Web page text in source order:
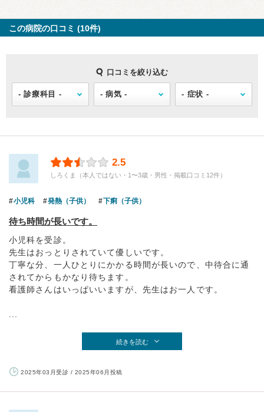
この病院の口コミ (10件)
口コミを絞り込む
2.5
しろくま（本人ではない・1〜3歳・男性・掲載口コミ12件）
小児科 発熱（子供） 下痢（子供）
待ち時間が長いです。
小児科を受診。
先生はおっとりされていて優しいです。
丁寧な分、一人ひとりにかかる時間が長いので、中待合に通
されてからもかなり待ちます。
看護師さんはいっぱいいますが、先生はお一人です。
続きを読む
2025年03月受診 / 2025年06月投稿